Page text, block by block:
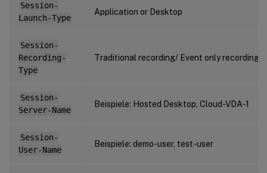
Session-
Launch-Type
Application or Desktop
Session-
Recording-
Type
Traditional recording/ Event only recording
Session-
Server-Name
Beispiele: Hosted Desktop, Cloud-VDA-1
Session-
User-Name
Beispiele: demo-user, test-user